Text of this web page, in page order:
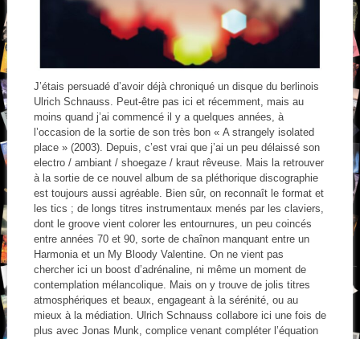
J’étais persuadé d’avoir déjà chroniqué un disque du berlinois
Ulrich Schnauss. Peut-être pas ici et récemment, mais au
moins quand j’ai commencé il y a quelques années, à
l’occasion de la sortie de son très bon « A strangely isolated
place » (2003). Depuis, c’est vrai que j’ai un peu délaissé son
electro / ambiant / shoegaze / kraut rêveuse. Mais la retrouver
à la sortie de ce nouvel album de sa pléthorique discographie
est toujours aussi agréable. Bien sûr, on reconnaît le format et
les tics ; de longs titres instrumentaux menés par les claviers,
dont le groove vient colorer les entournures, un peu coincés
entre années 70 et 90, sorte de chaînon manquant entre un
Harmonia et un My Bloody Valentine. On ne vient pas
chercher ici un boost d’adrénaline, ni même un moment de
contemplation mélancolique. Mais on y trouve de jolis titres
atmosphériques et beaux, engageant à la sérénité, ou au
mieux à la médiation. Ulrich Schnauss collabore ici une fois de
plus avec Jonas Munk, complice venant compléter l’équation